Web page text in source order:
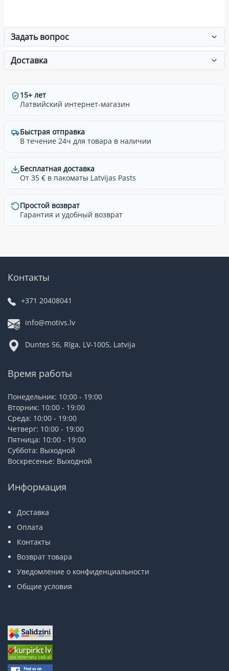
Задать вопрос
Доставка
15+ лет
Латвийский интернет-магазин
Быстрая отправка
В течение 24ч для товара в наличии
Бесплатная доставка
От 35 € в пакоматы Latvijas Pasts
Простой возврат
Гарантия и удобный возврат
Контакты
+371 20408041
info@motivs.lv
Duntes 56, Rīga, LV-1005, Latvija
Время работы
Понедельник: 10:00 - 19:00
Вторник: 10:00 - 19:00
Среда: 10:00 - 19:00
Четверг: 10:00 - 19:00
Пятница: 10:00 - 19:00
Суббота: Выходной
Воскресенье: Выходной
Информация
Доставка
Оплата
Контакты
Возврат товара
Уведомление о конфиденциальности
Общие условия